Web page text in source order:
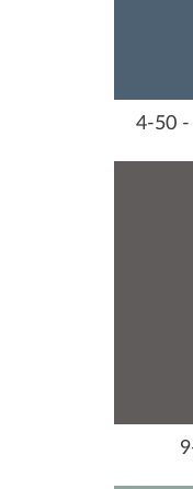
4-50 -